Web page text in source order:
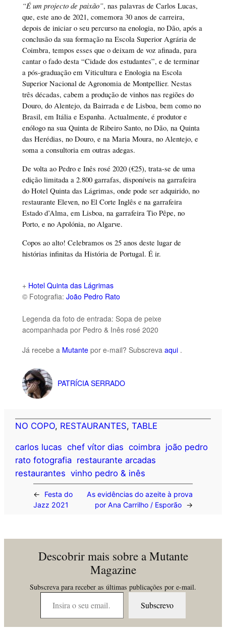
“É um projecto de paixão”, nas palavras de Carlos Lucas,
que, este ano de 2021, comemora 30 anos de carreira,
depois de iniciar o seu percurso na enologia, no Dão, após a
conclusão da sua formação na Escola Superior Agrária de
Coimbra, tempos esses que o deixam de voz afinada, para
cantar o fado desta “Cidade dos estudantes”, e de terminar
a pós-graduação em Viticultura e Enologia na Escola
Superior Nacional de Agronomia de Montpellier. Nestas
três décadas, cabem a produção de vinhos nas regiões do
Douro, do Alentejo, da Bairrada e de Lisboa, bem como no
Brasil, em Itália e Espanha. Actualmente, é produtor e
enólogo na sua Quinta de Ribeiro Santo, no Dão, na Quinta
das Herédias, no Douro, e na Maria Moura, no Alentejo, e
soma a consultoria em outras adegas.
De volta ao Pedro e Inês rosé 2020 (€25), trata-se de uma
edição limitada a 2.800 garrafas, disponíveis na garrafeira
do Hotel Quinta das Lágrimas, onde pode ser adquirido, no
restaurante Eleven, no El Corte Inglês e na garrafeira
Estado d’Alma, em Lisboa, na garrafeira Tio Pêpe, no
Porto, e no Apolónia, no Algarve.
Copos ao alto! Celebramos os 25 anos deste lugar de
histórias infinitas da História de Portugal. É ir.
+ Hotel Quinta das Lágrimas
© Fotografia: João Pedro Rato
Legenda da foto de entrada: Sopa de peixe
acompanhada por Pedro & Inês rosé 2020
Já recebe a Mutantepor e-mail? Subscreva aqui .
PATRÍCIA SERRADO
NO COPO, RESTAURANTES, TABLE
carlos lucas chef vítor dias coimbra joão pedro
rato fotografia restaurante arcadas
restaurantes vinho pedro & inês
←
Festa do
Jazz 2021
As evidências do azeite à prova
por Ana Carrilho / Esporão
→
Descobrir mais sobre a Mutante
Magazine
Subscreva para receber as últimas publicações por e-mail.
Insira o seu email…
Subscrevo